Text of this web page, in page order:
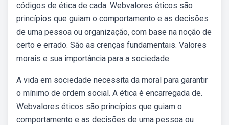
códigos de ética de cada. Webvalores éticos são
princípios que guiam o comportamento e as decisões
de uma pessoa ou organização, com base na noção de
certo e errado. São as crenças fundamentais. Valores
morais e sua importância para a sociedade.
A vida em sociedade necessita da moral para garantir
o mínimo de ordem social. A ética é encarregada de.
Webvalores éticos são princípios que guiam o
comportamento e as decisões de uma pessoa ou